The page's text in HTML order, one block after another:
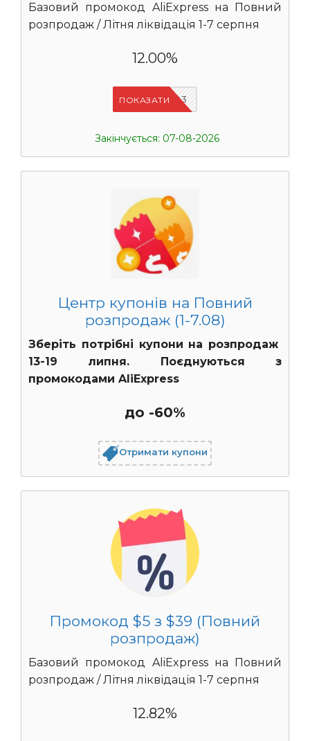
Базовий промокод AliExpress на Повний
розпродаж / Літня ліквідація 1-7 серпня
12.00%
UASC03
ПОКАЗАТИ
Закінчується: 07-08-2026
Центр купонів на Повний
розпродаж (1-7.08)
Зберіть потрібні купони на розпродаж
13-19 липня. Поєднуються з
промокодами AliExpress
до -60%
Отримати купони
Промокод $5 з $39 (Повний
розпродаж)
Базовий промокод AliExpress на Повний
розпродаж / Літня ліквідація 1-7 серпня
12.82%